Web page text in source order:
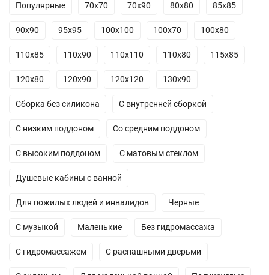
Популярные 70х70 70х90 80х80 85х85
90х90 95х95 100х100 100х70 100х80
110х85 110х90 110х110 110х80 115х85
120х80 120х90 120х120 130х90
Сборка без силикона С внутренней сборкой
C низким поддоном Со средним поддоном
С высоким поддоном С матовым стеклом
Душевые кабины с ванной
Для пожилых людей и инвалидов Черные
С музыкой Маленькие Без гидромассажа
С гидромассажем С распашными дверьми